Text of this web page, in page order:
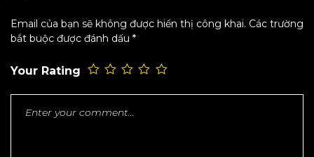
Email của bạn sẽ không được hiển thị công khai. Các trường
bắt buộc được đánh dấu *
Your Rating